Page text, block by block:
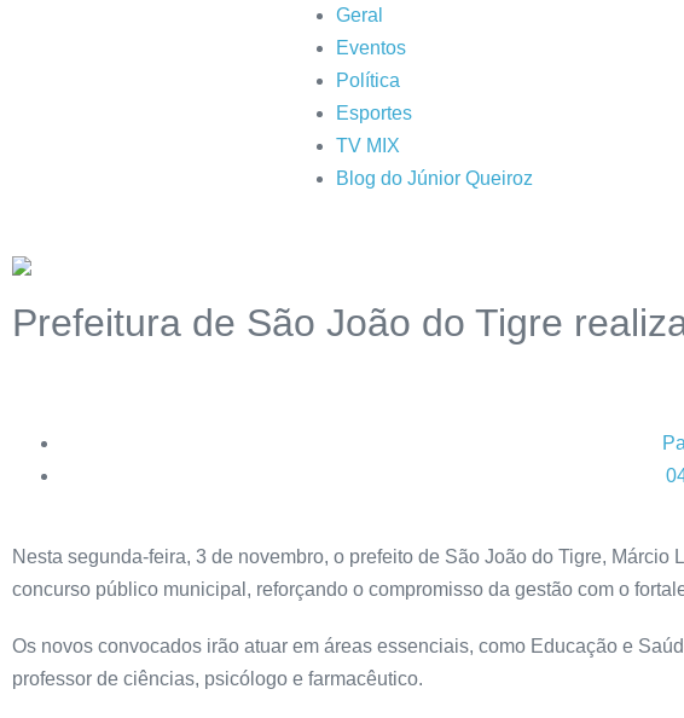
Geral
Eventos
Política
Esportes
TV MIX
Blog do Júnior Queiroz
Prefeitura de São João do Tigre
Nesta segunda-feira, 3 de novembro, o prefeito de São João do Tigre,
concurso público municipal, reforçando o compromisso da gestão com o
Os novos convocados irão atuar em áreas essenciais, como Educação e
professor de ciências, psicólogo e farmacêutico.